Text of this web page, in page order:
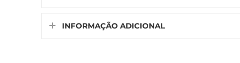
INFORMAÇÃO ADICIONAL